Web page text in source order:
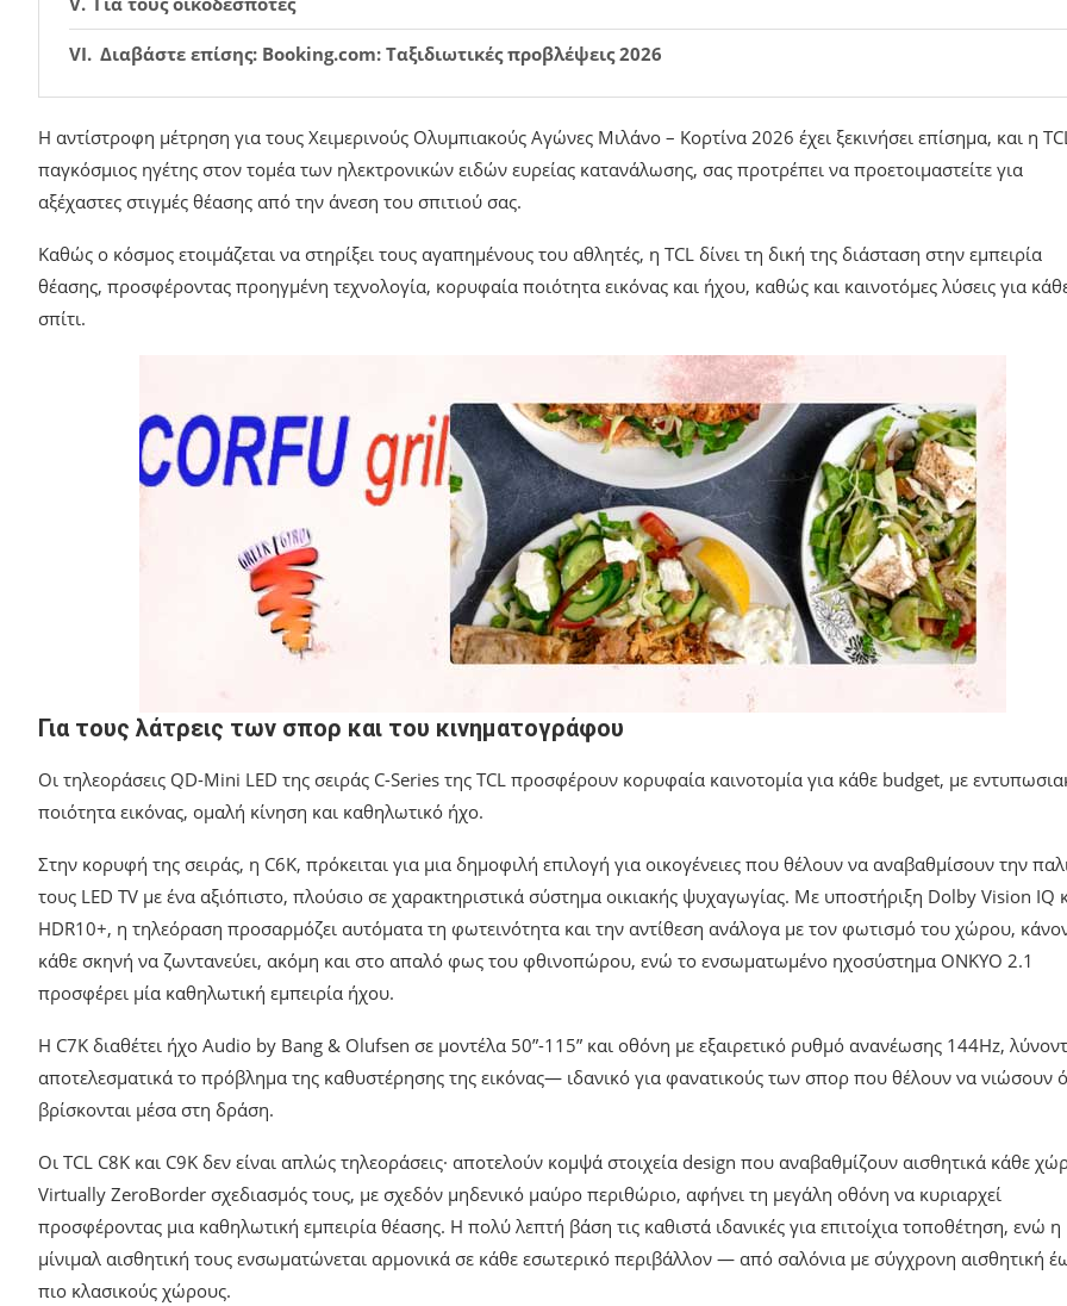
Διαβάστε επίσης: Booking.com: Ταξιδιωτικές προβλέψεις 2026
Η αντίστροφη μέτρηση για τους Χειμερινούς Ολυμπιακούς Αγώνες Μιλάνο – Κορτίνα 2026 έχει ξεκινήσει επίσημα, και η
παγκόσμιος ηγέτης στον τομέα των ηλεκτρονικών ειδών ευρείας κατανάλωσης, σας προτρέπει να προετοιμαστείτε για
αξέχαστες στιγμές θέασης από την άνεση του σπιτιού σας.
Καθώς ο κόσμος ετοιμάζεται να στηρίξει τους αγαπημένους του αθλητές, η TCL δίνει τη δική της διάσταση στην εμπειρία
θέασης, προσφέροντας προηγμένη τεχνολογία, κορυφαία ποιότητα εικόνας και ήχου, καθώς και καινοτόμες λύσεις για
σπίτι.
Για τους λάτρεις των σπορ και του κινηματογράφου
Οι τηλεοράσεις QD-Mini LED της σειράς C-Series της TCL προσφέρουν κορυφαία καινοτομία για κάθε budget, με
ποιότητα εικόνας, ομαλή κίνηση και καθηλωτικό ήχο.
Στην κορυφή της σειράς, η C6K, πρόκειται για μια δημοφιλή επιλογή για οικογένειες που θέλουν να αναβαθμίσουν την
τους LED TV με ένα αξιόπιστο, πλούσιο σε χαρακτηριστικά σύστημα οικιακής ψυχαγωγίας. Με υποστήριξη Dolby Vision IQ
HDR10+, η τηλεόραση προσαρμόζει αυτόματα τη φωτεινότητα και την αντίθεση ανάλογα με τον φωτισμό του χώρου,
κάθε σκηνή να ζωντανεύει, ακόμη και στο απαλό φως του φθινοπώρου, ενώ το ενσωματωμένο ηχοσύστημα ONKYO 2.1
προσφέρει μία καθηλωτική εμπειρία ήχου.
Η C7K διαθέτει ήχο Audio by Bang & Olufsen σε μοντέλα 50”-115” και οθόνη με εξαιρετικό ρυθμό ανανέωσης 144Hz,
αποτελεσματικά το πρόβλημα της καθυστέρησης της εικόνας— ιδανικό για φανατικούς των σπορ που θέλουν να νιώσουν
βρίσκονται μέσα στη δράση.
Οι TCL C8K και C9K δεν είναι απλώς τηλεοράσεις· αποτελούν κομψά στοιχεία design που αναβαθμίζουν αισθητικά κάθε
Virtually ZeroBorder σχεδιασμός τους, με σχεδόν μηδενικό μαύρο περιθώριο, αφήνει τη μεγάλη οθόνη να κυριαρχεί
προσφέροντας μια καθηλωτική εμπειρία θέασης. Η πολύ λεπτή βάση τις καθιστά ιδανικές για επιτοίχια τοποθέτηση, ενώ η
μίνιμαλ αισθητική τους ενσωματώνεται αρμονικά σε κάθε εσωτερικό περιβάλλον — από σαλόνια με σύγχρονη αισθητική
πιο κλασικούς χώρους.